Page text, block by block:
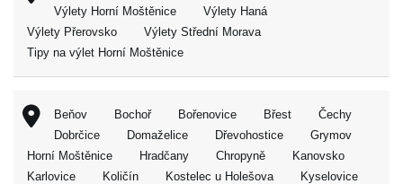
Výlety Horní Moštěnice
Výlety Haná
Výlety Přerovsko
Výlety Střední Morava
Tipy na výlet Horní Moštěnice
Beňov Bochoř Bořenovice Břest
Čechy
Dobrčice
Domaželice Dřevohostice
Grymov
Horní Moštěnice
Hradčany Chropyně
Kanovsko
Karlovice
Količín Kostelec u Holešova
Kyselovice